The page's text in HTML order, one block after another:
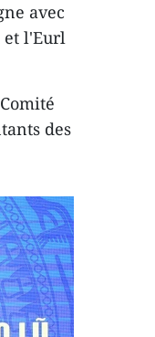
avec
et l'Eurl
des